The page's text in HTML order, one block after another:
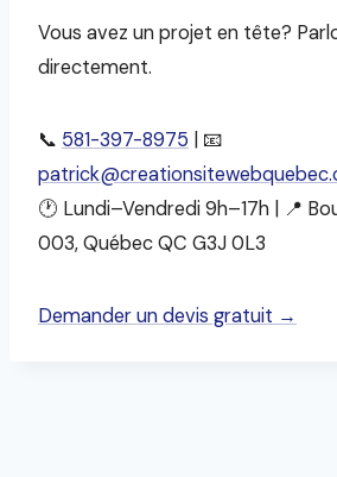
Vous avez un projet en tête?
directement.
📞 581-397-8975 | 📧
🕐 Lundi–Vendredi 9h–17h | 📍
003, Québec QC G3J 0L3
Demander un devis gratuit →